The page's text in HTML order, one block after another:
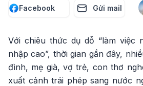
Facebook Gửi mail
Với chiêu thức dụ dỗ “làm việc
nhập cao”, thời gian gần đây,
đình, mẹ già, vợ trẻ, con thơ
xuất cảnh trái phép sang nước